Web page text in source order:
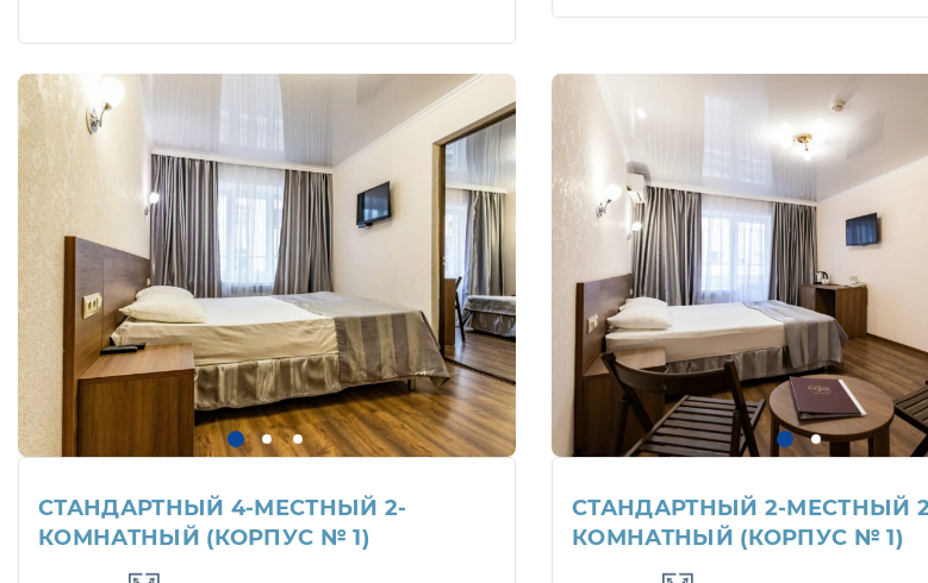
СТАНДАРТНЫЙ 4-МЕСТНЫЙ 2-
КОМНАТНЫЙ (КОРПУС № 1)
СТАНДАРТНЫЙ 2-МЕСТНЫЙ
КОМНАТНЫЙ (КОРПУС № 1)